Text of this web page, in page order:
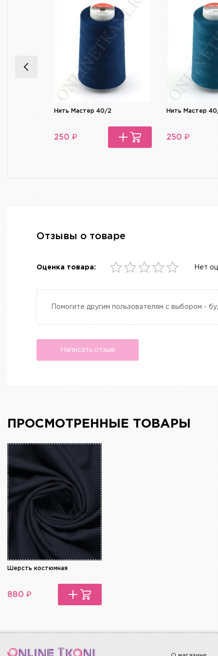
Нить Мастер 40/2
250 ₽
Нить Мастер
250 ₽
Отзывы о товаре
Оценка товара: Нет
Помогите другим пользователям с выбором -
Написать отзыв
ПРОСМОТРЕННЫЕ ТОВАРЫ
Шерсть костюмная
880 ₽